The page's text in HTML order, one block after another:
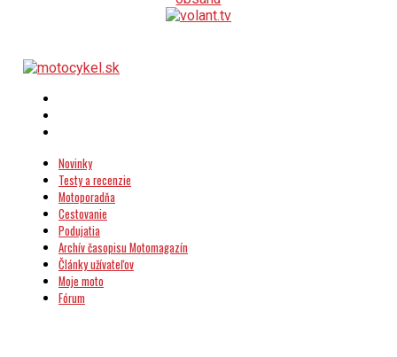
Novinky
Testy a recenzie
Motoporadňa
Cestovanie
Podujatia
Archív časopisu Motomagazín
Články užívateľov
Moje moto
Fórum